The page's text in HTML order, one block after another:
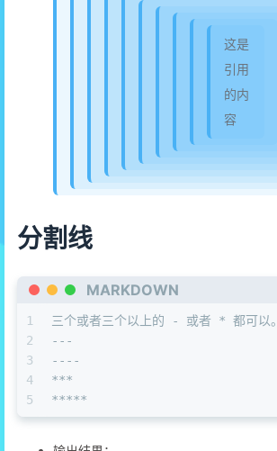
这是
引用
的内
容
分割线
MARKDOWN
1
2
3
4
5
三个或者三个以上的 - 或者 * 都可以。
---
----
***
*****